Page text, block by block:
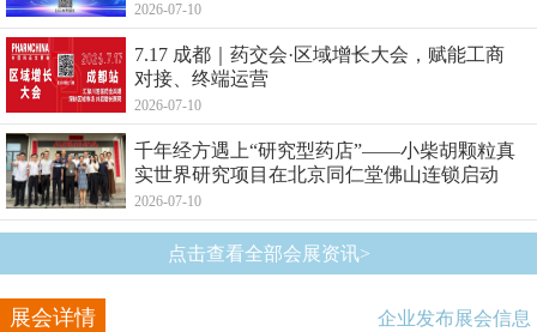
2026-07-10
7.17 成都｜药交会·区域增长大会，赋能工商
对接、终端运营
2026-07-10
千年经方遇上“研究型药店”——小柴胡颗粒真
实世界研究项目在北京同仁堂佛山连锁启动
2026-07-10
点击查看全部会展资讯>
展会详情 企业发布展会信息